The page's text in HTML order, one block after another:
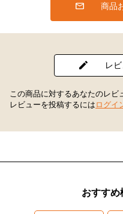
商品
レ
この商品に対するあなたのレビ
レビューを投稿するには ログイ
おすすめ